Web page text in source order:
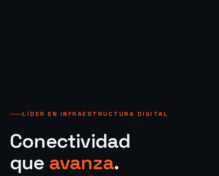
LÍDER EN INFRAESTRUCTURA DIGITAL
Conectividad
que avanza.